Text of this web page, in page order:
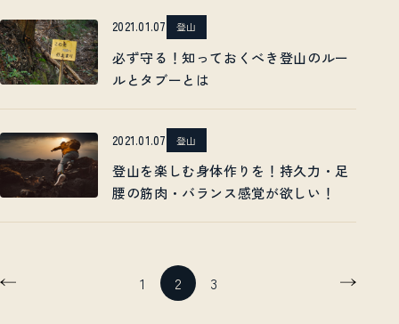
2021.01.07 登山
必ず守る！知っておくべき登山のルー
ルとタブーとは
2021.01.07 登山
登山を楽しむ身体作りを！持久力・足
腰の筋肉・バランス感覚が欲しい！
1 2 3